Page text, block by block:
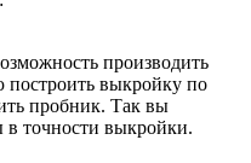
производить
построить выкройку по
пробник. Так вы
в точности выкройки.